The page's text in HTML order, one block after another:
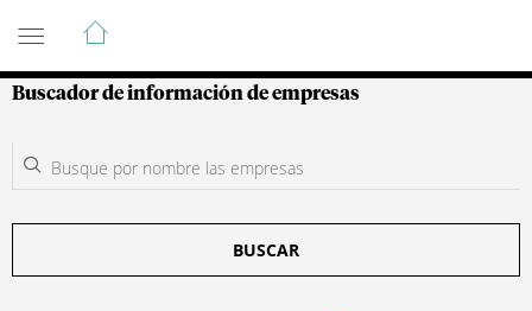
Guía de Empresas Colombianas
Buscador de información de empresas
BUSCAR